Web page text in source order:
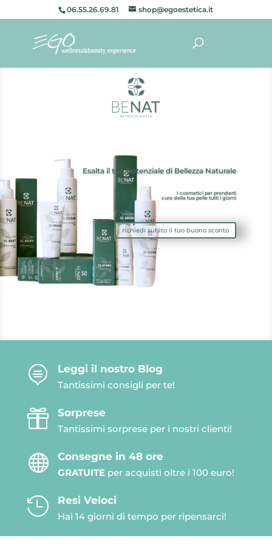
06.55.26.69.81 shop@egoestetica.it
Esalta il tuo potenziale di Bellezza Naturale
I cosmetici per prenderti
cura della tua pelle tutti i giorni
richiedi subito il tuo buono sconto
 Leggi il nostro Blog
Tantissimi consigli per te!
 Sorprese
Tantissimi sorprese per i nostri clienti!
 Consegne in 48 ore
GRATUITEper acquisti oltre i 100 euro!
 Resi Veloci
Hai 14 giorni di tempo per ripensarci!